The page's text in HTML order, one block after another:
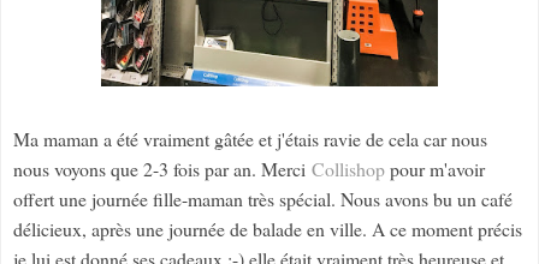
Ma maman a été vraiment gâtée et j'étais ravie de cela car nous
nous voyons que 2-3 fois par an. Merci Collishoppour m'avoir
offert une journée fille-maman très spécial. Nous avons bu un café
délicieux, après une journée de balade en ville. A ce moment précis
je lui est donné ses cadeaux :-) elle était vraiment très heureuse et